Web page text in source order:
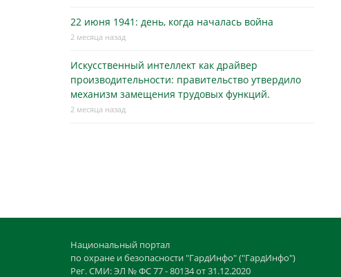
22 июня 1941: день, когда началась война
2 месяца назад
Искусственный интеллект как драйвер
производительности: правительство утвердило
механизм замещения трудовых функций.
2 месяца назад
Национальный портал
по охране и безопасности "ГардИнфо" ("ГардИнфо")
Рег. СМИ: ЭЛ № ФС 77 - 80134 от 31.12.2020